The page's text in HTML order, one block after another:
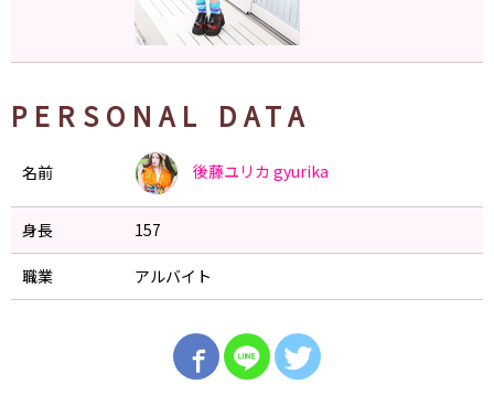
PERSONAL DATA
名前 後藤ユリカ gyurika
身長 157
職業 アルバイト